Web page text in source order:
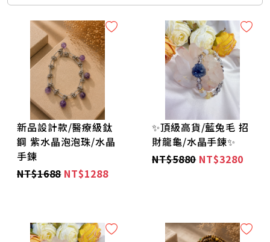
//改小尺寸費用 需先聯絡官方line//
♥️高品/緬甸玉 翡翠 玉石/系列♥️
🌹手鍊/腳鍊🌹
🌷項鍊🌷
🌼居家風水好磁場-擺件🌼
🌞增強能量-能量蠟燭系列🌞
新品設計款/醫療級鈦
鋼 紫水晶泡泡珠/水晶
手鍊
NT$1688 NT$1288
✨頂級高貨/藍兔毛 招
財龍龜/水晶手鍊✨
NT$5880 NT$3280